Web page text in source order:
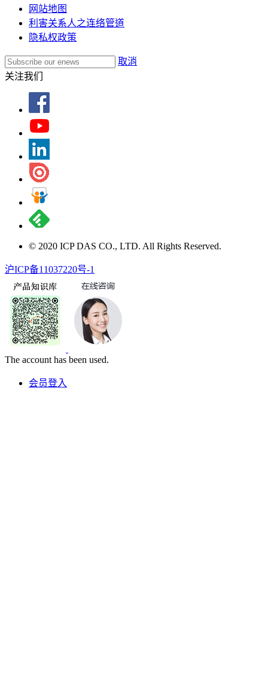
网站地图
利害关系人之连络管道
隐私权政策
取消
关注我们
© 2020 ICP DAS CO., LTD. All Rights Reserved.
沪ICP备11037220号-1
The account has been used.
会员登入